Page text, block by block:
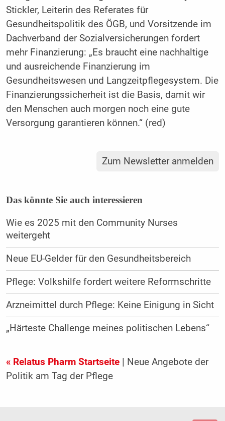
Stickler, Leiterin des Referates für
Gesundheitspolitik des ÖGB, und Vorsitzende im
Dachverband der Sozialversicherungen fordert
mehr Finanzierung: „Es braucht eine nachhaltige
und ausreichende Finanzierung im
Gesundheitswesen und Langzeitpflegesystem. Die
Finanzierungssicherheit ist die Basis, damit wir
den Menschen auch morgen noch eine gute
Versorgung garantieren können.“ (red)
Zum Newsletter anmelden
Das könnte Sie auch interessieren
Wie es 2025 mit den Community Nurses
weitergeht
Neue EU-Gelder für den Gesundheitsbereich
Pflege: Volkshilfe fordert weitere Reformschritte
Arzneimittel durch Pflege: Keine Einigung in Sicht
„Härteste Challenge meines politischen Lebens“
« Relatus Pharm Startseite| Neue Angebote der
Politik am Tag der Pflege